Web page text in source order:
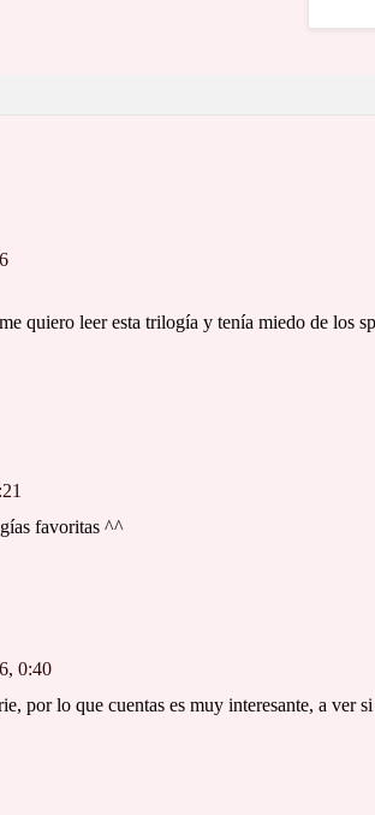
quiero leer esta trilogía y tenía miedo de los
favoritas ^^
0:40
por lo que cuentas es muy interesante, a ver